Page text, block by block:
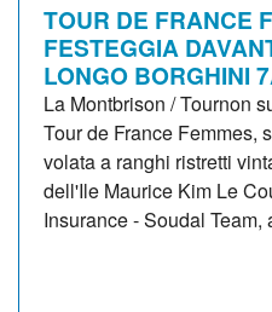
TOUR DE FRANCE
FESTEGGIA
LONGO BORGHINI
La Montbrison / Tournon
Tour de France Femmes,
volata a ranghi ristretti
dell'Ile Maurice Kim Le
Insurance - Soudal Team,